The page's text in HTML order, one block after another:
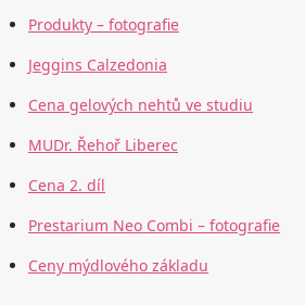
Produkty – fotografie
Jeggins Calzedonia
Cena gelových nehtů ve studiu
MUDr. Řehoř Liberec
Cena 2. díl
Prestarium Neo Combi – fotografie
Ceny mýdlového základu